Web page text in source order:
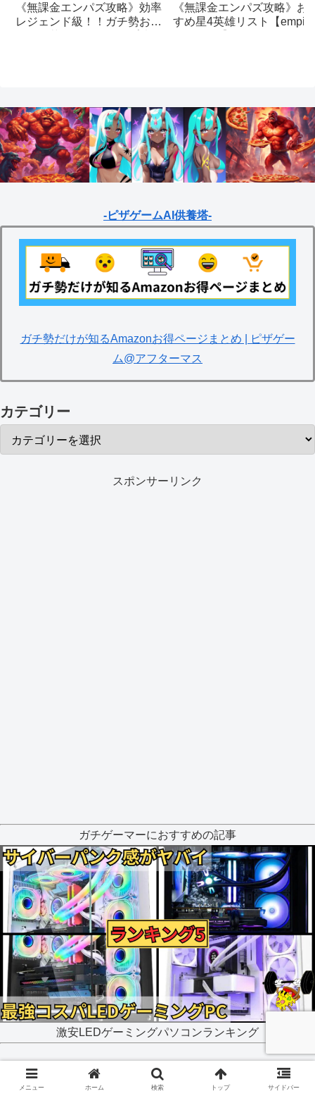
《無課金エンパズ攻略》効率
レジェンド級！！ガチ勢おす
《無課金エンパズ攻略》お
すめ星4英雄リスト【
-ピザゲームAI供養塔-
ガチ勢だけが知るAmazonお得ページまとめ | ピザゲー
ム@アフターマス
カテゴリー
スポンサーリンク
ガチゲーマーにおすすめの記事
激安LEDゲーミングパソコンランキング
スポンサーリンク
メニュー ホーム 検索 トップ サイドバー